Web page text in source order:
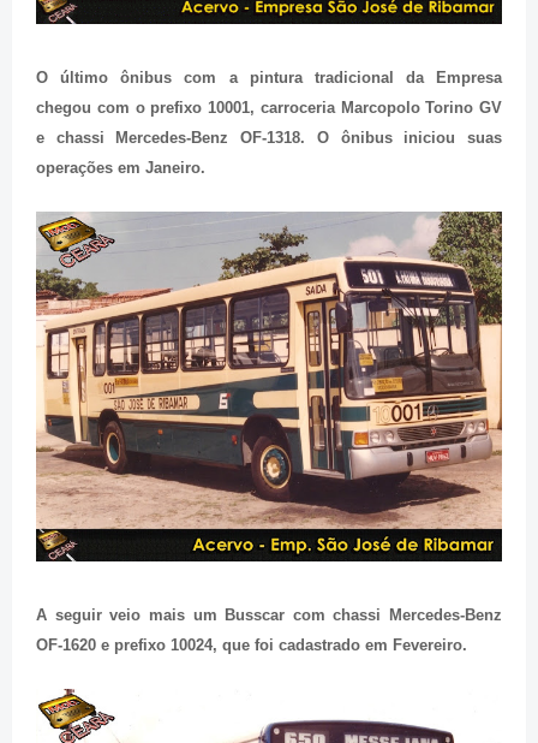
O último ônibus com a pintura tradicional da Empresa
chegou com o prefixo 10001, carroceria Marcopolo Torino GV
e chassi Mercedes-Benz OF-1318. O ônibus iniciou suas
operações em Janeiro.
A seguir veio mais um Busscar com chassi Mercedes-Benz
OF-1620 e prefixo 10024, que foi cadastrado em Fevereiro.